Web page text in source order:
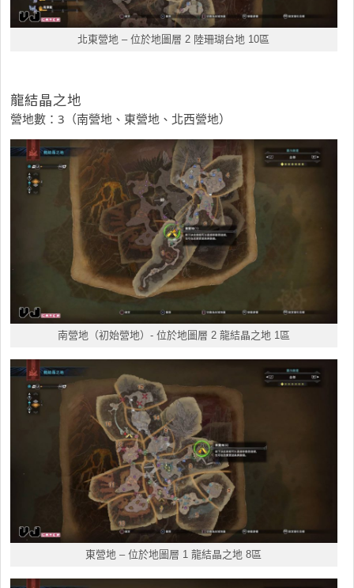
北東營地– 位於地圖層 2 陸珊瑚台地 10區
龍結晶之地
營地數：3（南營地、東營地、北西營地）
南營地（初始營地）- 位於地圖層 2 龍結晶之地 1區
東營地– 位於地圖層 1 龍結晶之地 8區